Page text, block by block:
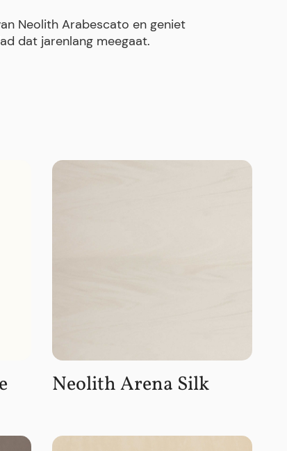
Neolith Arabescato en geniet
dat jarenlang meegaat.
Neolith Arena Silk